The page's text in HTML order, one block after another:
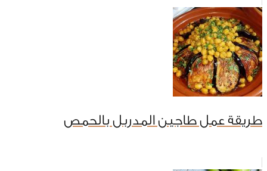
طريقة عمل طاجين المدربل بالحمص